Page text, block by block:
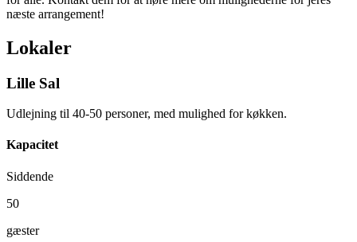
næste arrangement!
Lokaler
Lille Sal
Udlejning til 40-50 personer, med mulighed for køkken.
Kapacitet
Siddende
50
gæster